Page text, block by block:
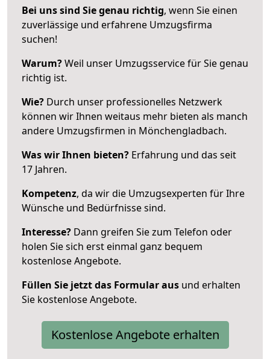
Bei uns sind Sie genau richtig, wenn Sie einen
zuverlässige und erfahrene Umzugsfirma
suchen!
Warum?Weil unser Umzugsservice für Sie genau
richtig ist.
Wie? Durch unser professionelles Netzwerk
können wir Ihnen weitaus mehr bieten als manch
andere Umzugsfirmen in Mönchengladbach.
Was wir Ihnen bieten? Erfahrung und das seit
17 Jahren.
Kompetenz, da wir die Umzugsexperten für Ihre
Wünsche und Bedürfnisse sind.
Interesse? Dann greifen Sie zum Telefon oder
holen Sie sich erst einmal ganz bequem
kostenlose Angebote.
Füllen Sie jetzt das Formular aus und erhalten
Sie kostenlose Angebote.
Kostenlose Angebote erhalten